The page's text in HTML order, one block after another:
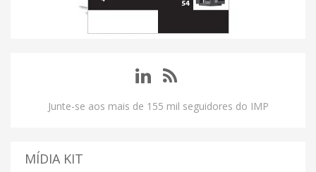
Junte-se aos mais de 155 mil seguidores do IMP
MÍDIA KIT